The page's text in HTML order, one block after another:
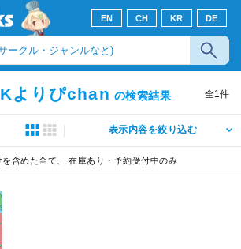
EN CH KR DE
よりぴchan の検索結果 全1件
表示内容を絞り込む
を含めた全て、 在庫あり・予約受付中のみ